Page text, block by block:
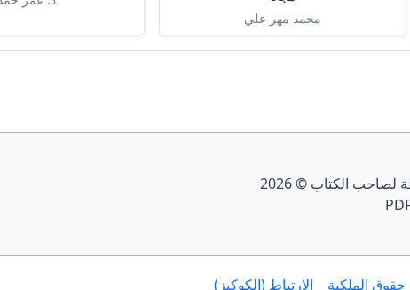
محمد مهر علي
حقوق الطبع والنشر محفوظة لصاحب الكتاب © 2026
حقوق الملكية الارتباط (الكوكيز)